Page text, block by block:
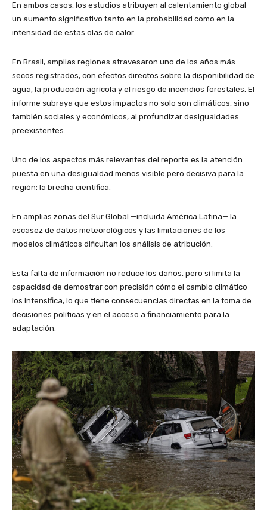
En ambos casos, los estudios atribuyen al calentamiento global
un aumento significativo tanto en la probabilidad como en la
intensidad de estas olas de calor.
En Brasil, amplias regiones atravesaron uno de los años más
secos registrados, con efectos directos sobre la disponibilidad de
agua, la producción agrícola y el riesgo de incendios forestales. El
informe subraya que estos impactos no solo son climáticos, sino
también sociales y económicos, al profundizar desigualdades
preexistentes.
Uno de los aspectos más relevantes del reporte es la atención
puesta en una desigualdad menos visible pero decisiva para la
región: la brecha científica.
En amplias zonas del Sur Global —incluida América Latina— la
escasez de datos meteorológicos y las limitaciones de los
modelos climáticos dificultan los análisis de atribución.
Esta falta de información no reduce los daños, pero sí limita la
capacidad de demostrar con precisión cómo el cambio climático
los intensifica, lo que tiene consecuencias directas en la toma de
decisiones políticas y en el acceso a financiamiento para la
adaptación.